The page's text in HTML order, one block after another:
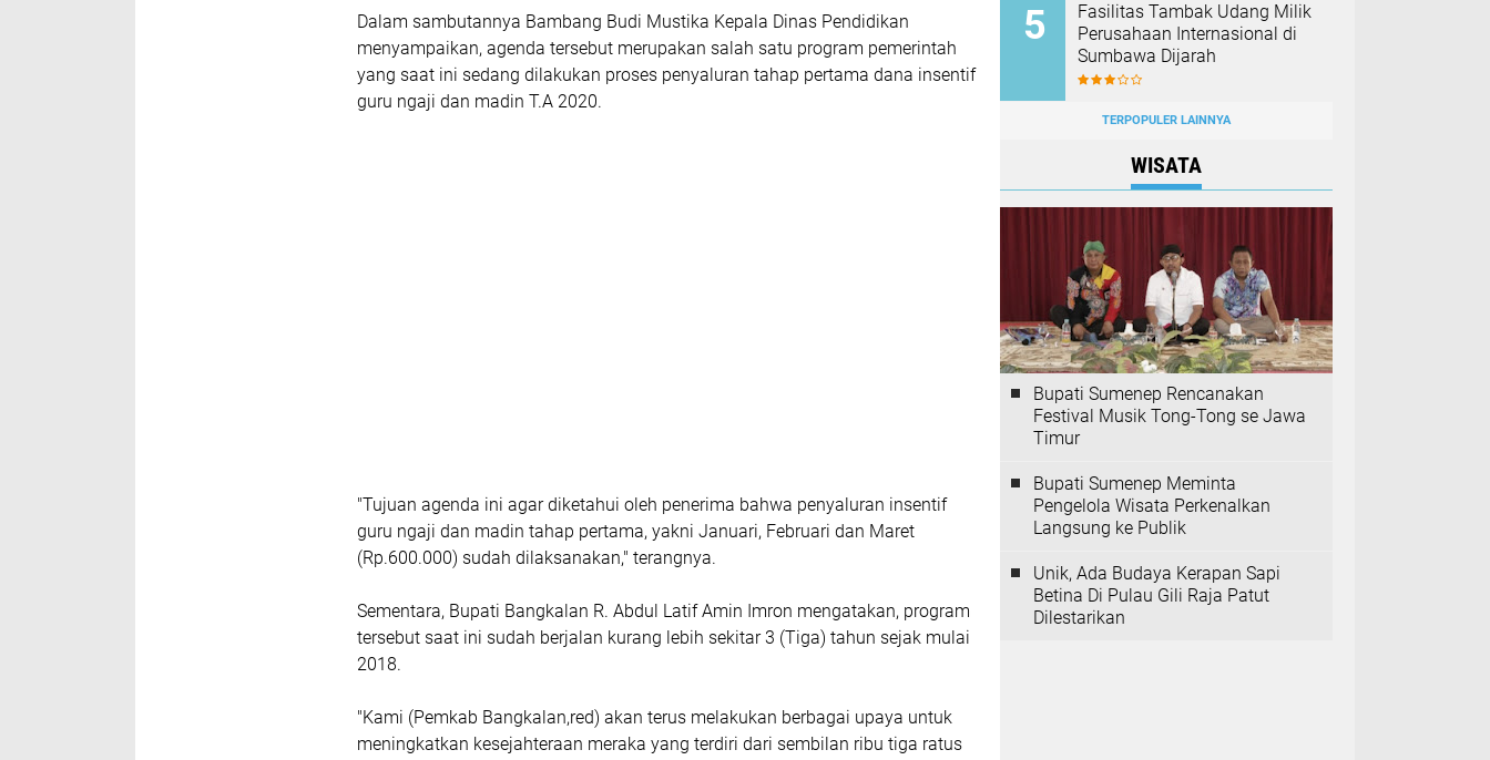
Dalam sambutannya Bambang Budi Mustika Kepala Dinas Pendidikan
menyampaikan, agenda tersebut merupakan salah satu program pemerintah
yang saat ini sedang dilakukan proses penyaluran tahap pertama dana insentif
guru ngaji dan madin T.A 2020.
"Tujuan agenda ini agar diketahui oleh penerima bahwa penyaluran insentif
guru ngaji dan madin tahap pertama, yakni Januari, Februari dan Maret
(Rp.600.000) sudah dilaksanakan," terangnya.
Sementara, Bupati Bangkalan R. Abdul Latif Amin Imron mengatakan, program
tersebut saat ini sudah berjalan kurang lebih sekitar 3 (Tiga) tahun sejak mulai
2018.
"Kami (Pemkab Bangkalan,red) akan terus melakukan berbagai upaya untuk
meningkatkan kesejahteraan meraka yang terdiri dari sembilan ribu tiga ratus
Fasilitas Tambak Udang Milik
Perusahaan Internasional di
Sumbawa Dijarah
TERPOPULER LAINNYA
WISATA
Bupati Sumenep Rencanakan
Festival Musik Tong-Tong se Jawa
Timur
Bupati Sumenep Meminta
Pengelola Wisata Perkenalkan
Langsung ke Publik
Unik, Ada Budaya Kerapan Sapi
Betina Di Pulau Gili Raja Patut
Dilestarikan